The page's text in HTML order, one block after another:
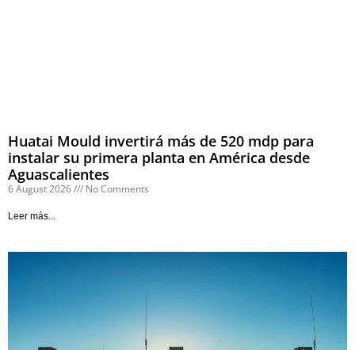
Huatai Mould invertirá más de 520 mdp para
instalar su primera planta en América desde
Aguascalientes
6 August 2026 No Comments
Leer más...